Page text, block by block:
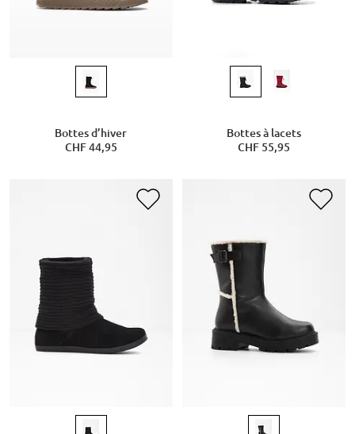
Bottes d’hiver
CHF 44,95
Bottes à lacets
CHF 55,95